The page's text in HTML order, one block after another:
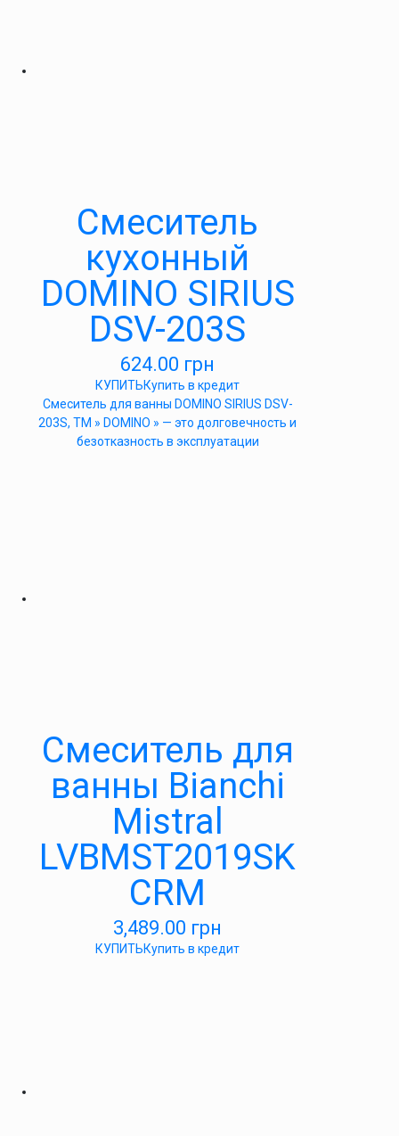
Смеситель
кухонный
DOMINO SIRIUS
DSV-203S
624.00 грн
КУПИТЬКупить в кредит
Cмеситель для ванны DOMINO SIRIUS DSV-
203S, ТМ » DOMINO » — это долговечность и
безотказность в эксплуатации
Смеситель для
ванны Bianchi
Mistral
LVBMST2019SK
CRM
3,489.00 грн
КУПИТЬКупить в кредит